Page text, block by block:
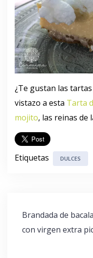
¿Te gustan las
vistazo a esta Tarta
mojito, las reinas de
Etiquetas DULCES
Navegación
de
entradas
Brandada de
con virgen extra